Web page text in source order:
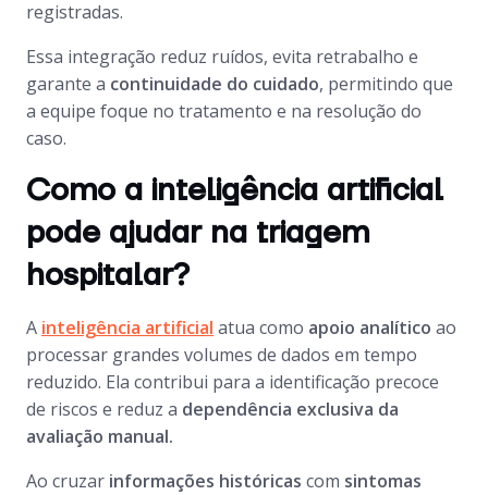
registradas.
Essa integração reduz ruídos, evita retrabalho e
garante a continuidade do cuidado, permitindo que
a equipe foque no tratamento e na resolução do
caso.
Como a inteligência artificial
pode ajudar na triagem
hospitalar?
A inteligência artificial atua como apoio analítico ao
processar grandes volumes de dados em tempo
reduzido. Ela contribui para a identificação precoce
de riscos e reduz a dependência exclusiva da
avaliação manual.
Ao cruzar informações históricas com sintomas